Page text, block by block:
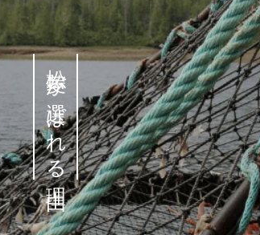
松菱が選ばれる理由